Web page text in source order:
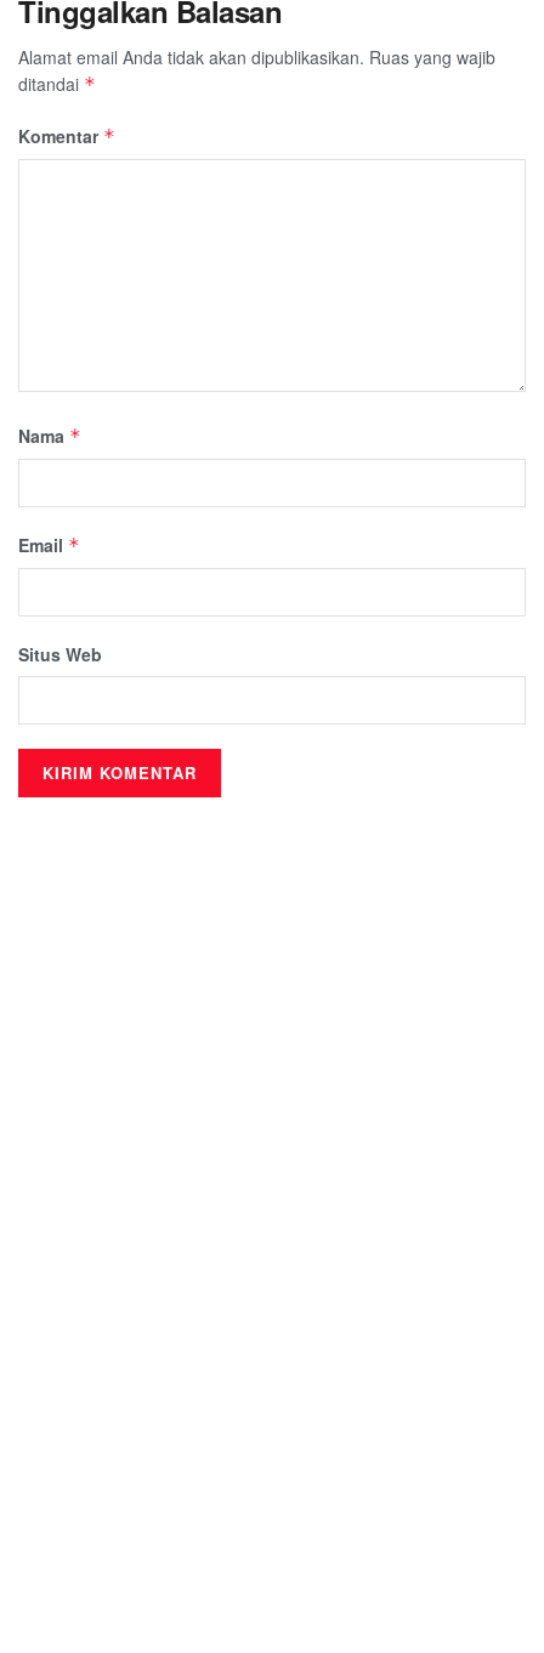
Tinggalkan Balasan
Alamat email Anda tidak akan dipublikasikan. Ruas yang wajib
ditandai *
Komentar *
Nama *
Email *
Situs Web